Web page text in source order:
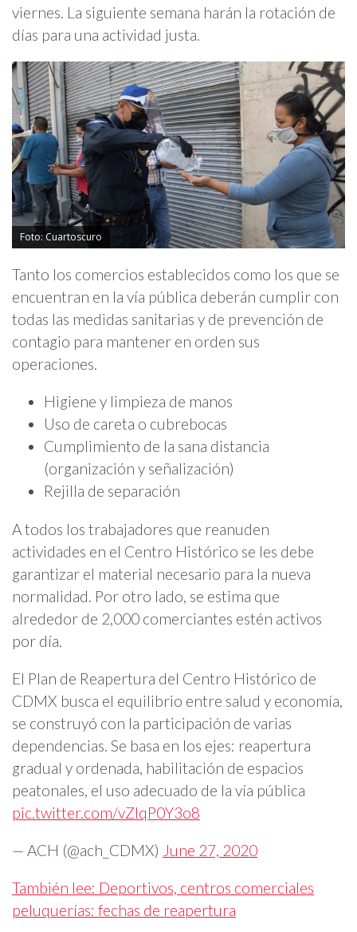
viernes. La siguiente semana harán la rotación de
días para una actividad justa.
Foto: Cuartoscuro
Tanto los comercios establecidos como los que se
encuentran en la vía pública deberán cumplir con
todas las medidas sanitarias y de prevención de
contagio para mantener en orden sus
operaciones.
Higiene y limpieza de manos
Uso de careta o cubrebocas
Cumplimiento de la sana distancia
(organización y señalización)
Rejilla de separación
A todos los trabajadores que reanuden
actividades en el Centro Histórico se les debe
garantizar el material necesario para la nueva
normalidad. Por otro lado, se estima que
alrededor de 2,000 comerciantes estén activos
por día.
El Plan de Reapertura del Centro Histórico de
CDMX busca el equilibrio entre salud y economía,
se construyó con la participación de varias
dependencias. Se basa en los ejes: reapertura
gradual y ordenada, habilitación de espacios
peatonales, el uso adecuado de la vía pública
pic.twitter.com/vZlqP0Y3o8
— ACH (@ach_CDMX) June 27, 2020
También lee: Deportivos, centros comerciales
peluquerías: fechas de reapertura